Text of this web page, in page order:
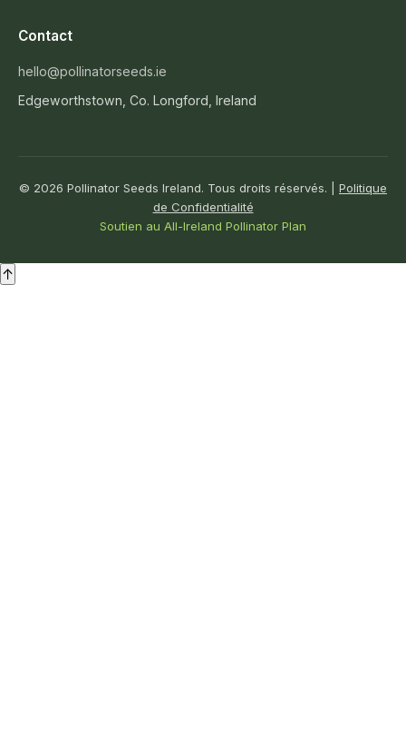
Contact
hello@pollinatorseeds.ie
Edgeworthstown, Co. Longford, Ireland
© 2026 Pollinator Seeds Ireland. Tous droits réservés. | Politique
de Confidentialité
Soutien au All-Ireland Pollinator Plan
↑